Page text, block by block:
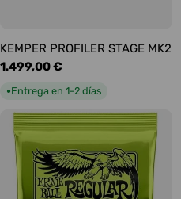
KEMPER PROFILER STAGE MK2
Precio
habitual
1.499,00 €
●Entrega en 1-2 días